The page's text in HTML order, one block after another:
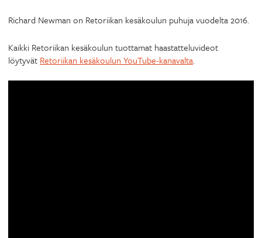
Richard Newman on Retoriikan kesäkoulun puhuja vuodelta 2016.
Kaikki Retoriikan kesäkoulun tuottamat haastatteluvideot
löytyvät Retoriikan kesäkoulun YouTube-kanavalta.